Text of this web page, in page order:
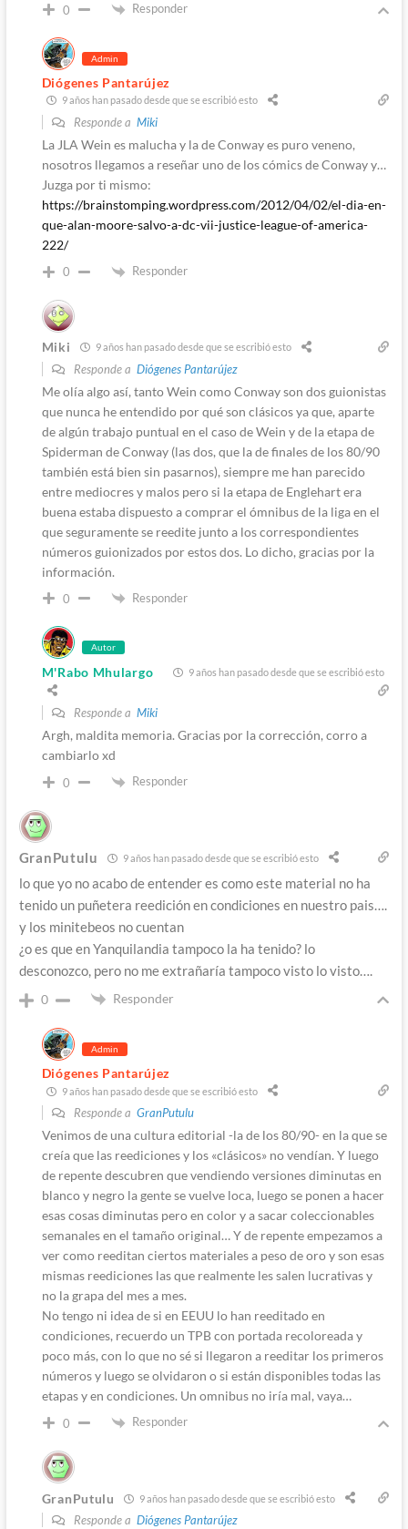
0 Responder
Admin
Diógenes Pantarújez
9 años han pasado desde que se escribió esto
Responde a Miki
La JLA Wein es malucha y la de Conway es puro veneno,
nosotros llegamos a reseñar uno de los cómics de Conway y…
Juzga por ti mismo:
https://brainstomping.wordpress.com/2012/04/02/el-dia-en-
que-alan-moore-salvo-a-dc-vii-justice-league-of-america-
222/
0 Responder
Miki 9 años han pasado desde que se escribió esto
Responde a Diógenes Pantarújez
Me olía algo así, tanto Wein como Conway son dos guionistas
que nunca he entendido por qué son clásicos ya que, aparte
de algún trabajo puntual en el caso de Wein y de la etapa de
Spiderman de Conway (las dos, que la de finales de los 80/90
también está bien sin pasarnos), siempre me han parecido
entre mediocres y malos pero si la etapa de Englehart era
buena estaba dispuesto a comprar el ómnibus de la liga en el
que seguramente se reedite junto a los correspondientes
números guionizados por estos dos. Lo dicho, gracias por la
información.
0 Responder
Autor
M'Rabo Mhulargo 9 años han pasado desde que se escribió esto
Responde a Miki
Argh, maldita memoria. Gracias por la corrección, corro a
cambiarlo xd
0 Responder
GranPutulu 9 años han pasado desde que se escribió esto
lo que yo no acabo de entender es como este material no ha
tenido un puñetera reedición en condiciones en nuestro pais….
y los minitebeos no cuentan
¿o es que en Yanquilandia tampoco la ha tenido? lo
desconozco, pero no me extrañaría tampoco visto lo visto….
0 Responder
Admin
Diógenes Pantarújez
9 años han pasado desde que se escribió esto
Responde a GranPutulu
Venimos de una cultura editorial -la de los 80/90- en la que se
creía que las reediciones y los «clásicos» no vendían. Y luego
de repente descubren que vendiendo versiones diminutas en
blanco y negro la gente se vuelve loca, luego se ponen a hacer
esas cosas diminutas pero en color y a sacar coleccionables
semanales en el tamaño original… Y de repente empezamos a
ver como reeditan ciertos materiales a peso de oro y son esas
mismas reediciones las que realmente les salen lucrativas y
no la grapa del mes a mes.
No tengo ni idea de si en EEUU lo han reeditado en
condiciones, recuerdo un TPB con portada recoloreada y
poco más, con lo que no sé si llegaron a reeditar los primeros
números y luego se olvidaron o si están disponibles todas las
etapas y en condiciones. Un omnibus no iría mal, vaya…
0 Responder
GranPutulu 9 años han pasado desde que se escribió esto
Responde a Diógenes Pantarújez